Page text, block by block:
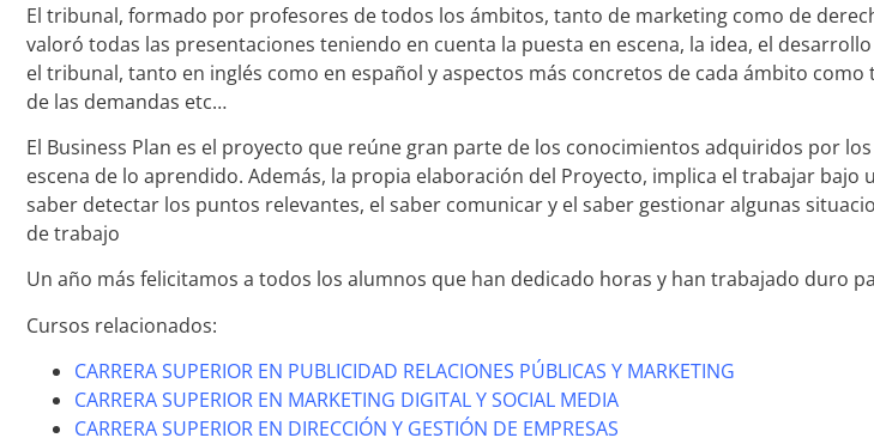
El tribunal, formado por profesores de todos los ámbitos, tanto de marketing como de
valoró todas las presentaciones teniendo en cuenta la puesta en escena, la idea, el
el tribunal, tanto en inglés como en español y aspectos más concretos de cada ámbito
de las demandas etc…
El Business Plan es el proyecto que reúne gran parte de los conocimientos adquiridos por
escena de lo aprendido. Además, la propia elaboración del Proyecto, implica el trabajar
saber detectar los puntos relevantes, el saber comunicar y el saber gestionar algunas
de trabajo
Un año más felicitamos a todos los alumnos que han dedicado horas y han trabajado duro
Cursos relacionados:
CARRERA SUPERIOR EN PUBLICIDAD RELACIONES PÚBLICAS Y MARKETING
CARRERA SUPERIOR EN MARKETING DIGITAL Y SOCIAL MEDIA
CARRERA SUPERIOR EN DIRECCIÓN Y GESTIÓN DE EMPRESAS